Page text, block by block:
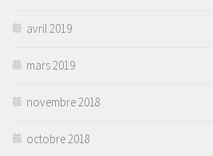
avril 2019
mars 2019
novembre 2018
octobre 2018